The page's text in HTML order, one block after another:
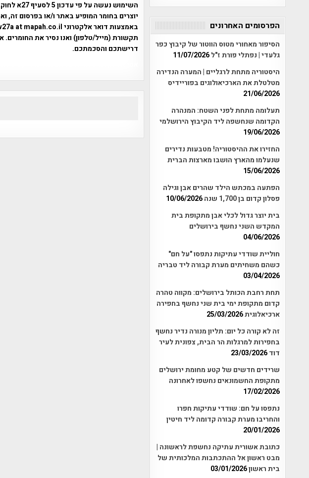
יוצרים בחומר המופיע באתר ו/או בפרסום זה,
תקשורת (מייל/טלפון) ואנו נסיר את החומרים.
דרישתכם והסכמתכם.
הפרסומים האחרונים
הסיפור מאחורי מטוס הווטור של קיבוץ כפר
גלעדי | נפתלי פורת ז"ל11/07/2026
היסטוריה מתחת לרגליים | המערה הנדירה
מטלטלת את הארכיאולוגים בפוריידיס
21/06/2026
תעלומה מתחת לפני השטח: המנהרה
הקדומה שנחשפה ליד הקיבוץ הירושלמי
19/06/2026
החזירו את ההיסטוריה! מטבעות נדירים
שנעלמו מהארץ הושבו מארצות הברית
15/06/2026
הפתעה במכתש הילד שהרים אבן וגילה
פסלון קדום בן 1,700 שנה
10/06/2026
בית יוצר גדול לכלי אבן מתקופת בית
המקדש השני נחשף בירושלים
04/06/2026
חוליית שודדי עתיקות נתפסו "על חם"
כשהם משחיתים מערת קבורה ליד טבריה
03/04/2026
תחת רחבת הכותל בירושלים: מקווה טהרה
קדום מתקופת ימי בית שני נחשף בחפירה
ארכיאלוגית25/03/2026
זה לא קורה כל יום: תליון מנורה נדיר נחשף
בחפירות למרגלות הר הבית, צפונית לעיר
דוד23/03/2026
שרידים חדשים של קטע מחומת ירושלים
מתקופת החשמונאים נחשפו לאחרונה
17/02/2026
נתפסו על חם: שודדי עתיקות חפרו
והחריבו מערת קבורה קדומה ליד חיטין
20/01/2026
כתובת אשורית עתיקה נחשפת לראשונה |
מבט ראשון אל ההתכתבות המלכותית של
בית ראשון03/01/2026